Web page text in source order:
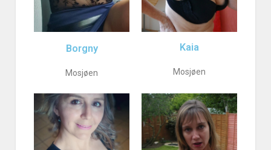
Borgny
Mosjøen
Kaia
Mosjøen